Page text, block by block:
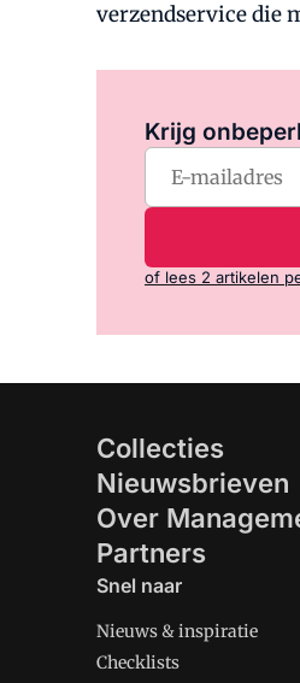
verzendservice die
Krijg
of lees 2 artikelen
Collecties
Nieuwsbrieven
Over
Partners
Snel naar
Nieuws & inspiratie
Checklists